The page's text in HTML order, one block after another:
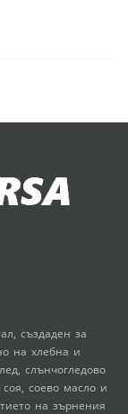
създаден за
на хлебна и
слънчогледово
соево масло и
на зърнения